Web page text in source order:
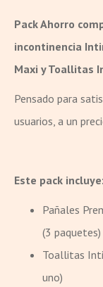
Pack Ahorro
incontinencia
Maxi y Toallitas
Pensado para
usuarios, a un
Este pack incluye:
Pañales
(3 paquetes)
Toallitas
uno)